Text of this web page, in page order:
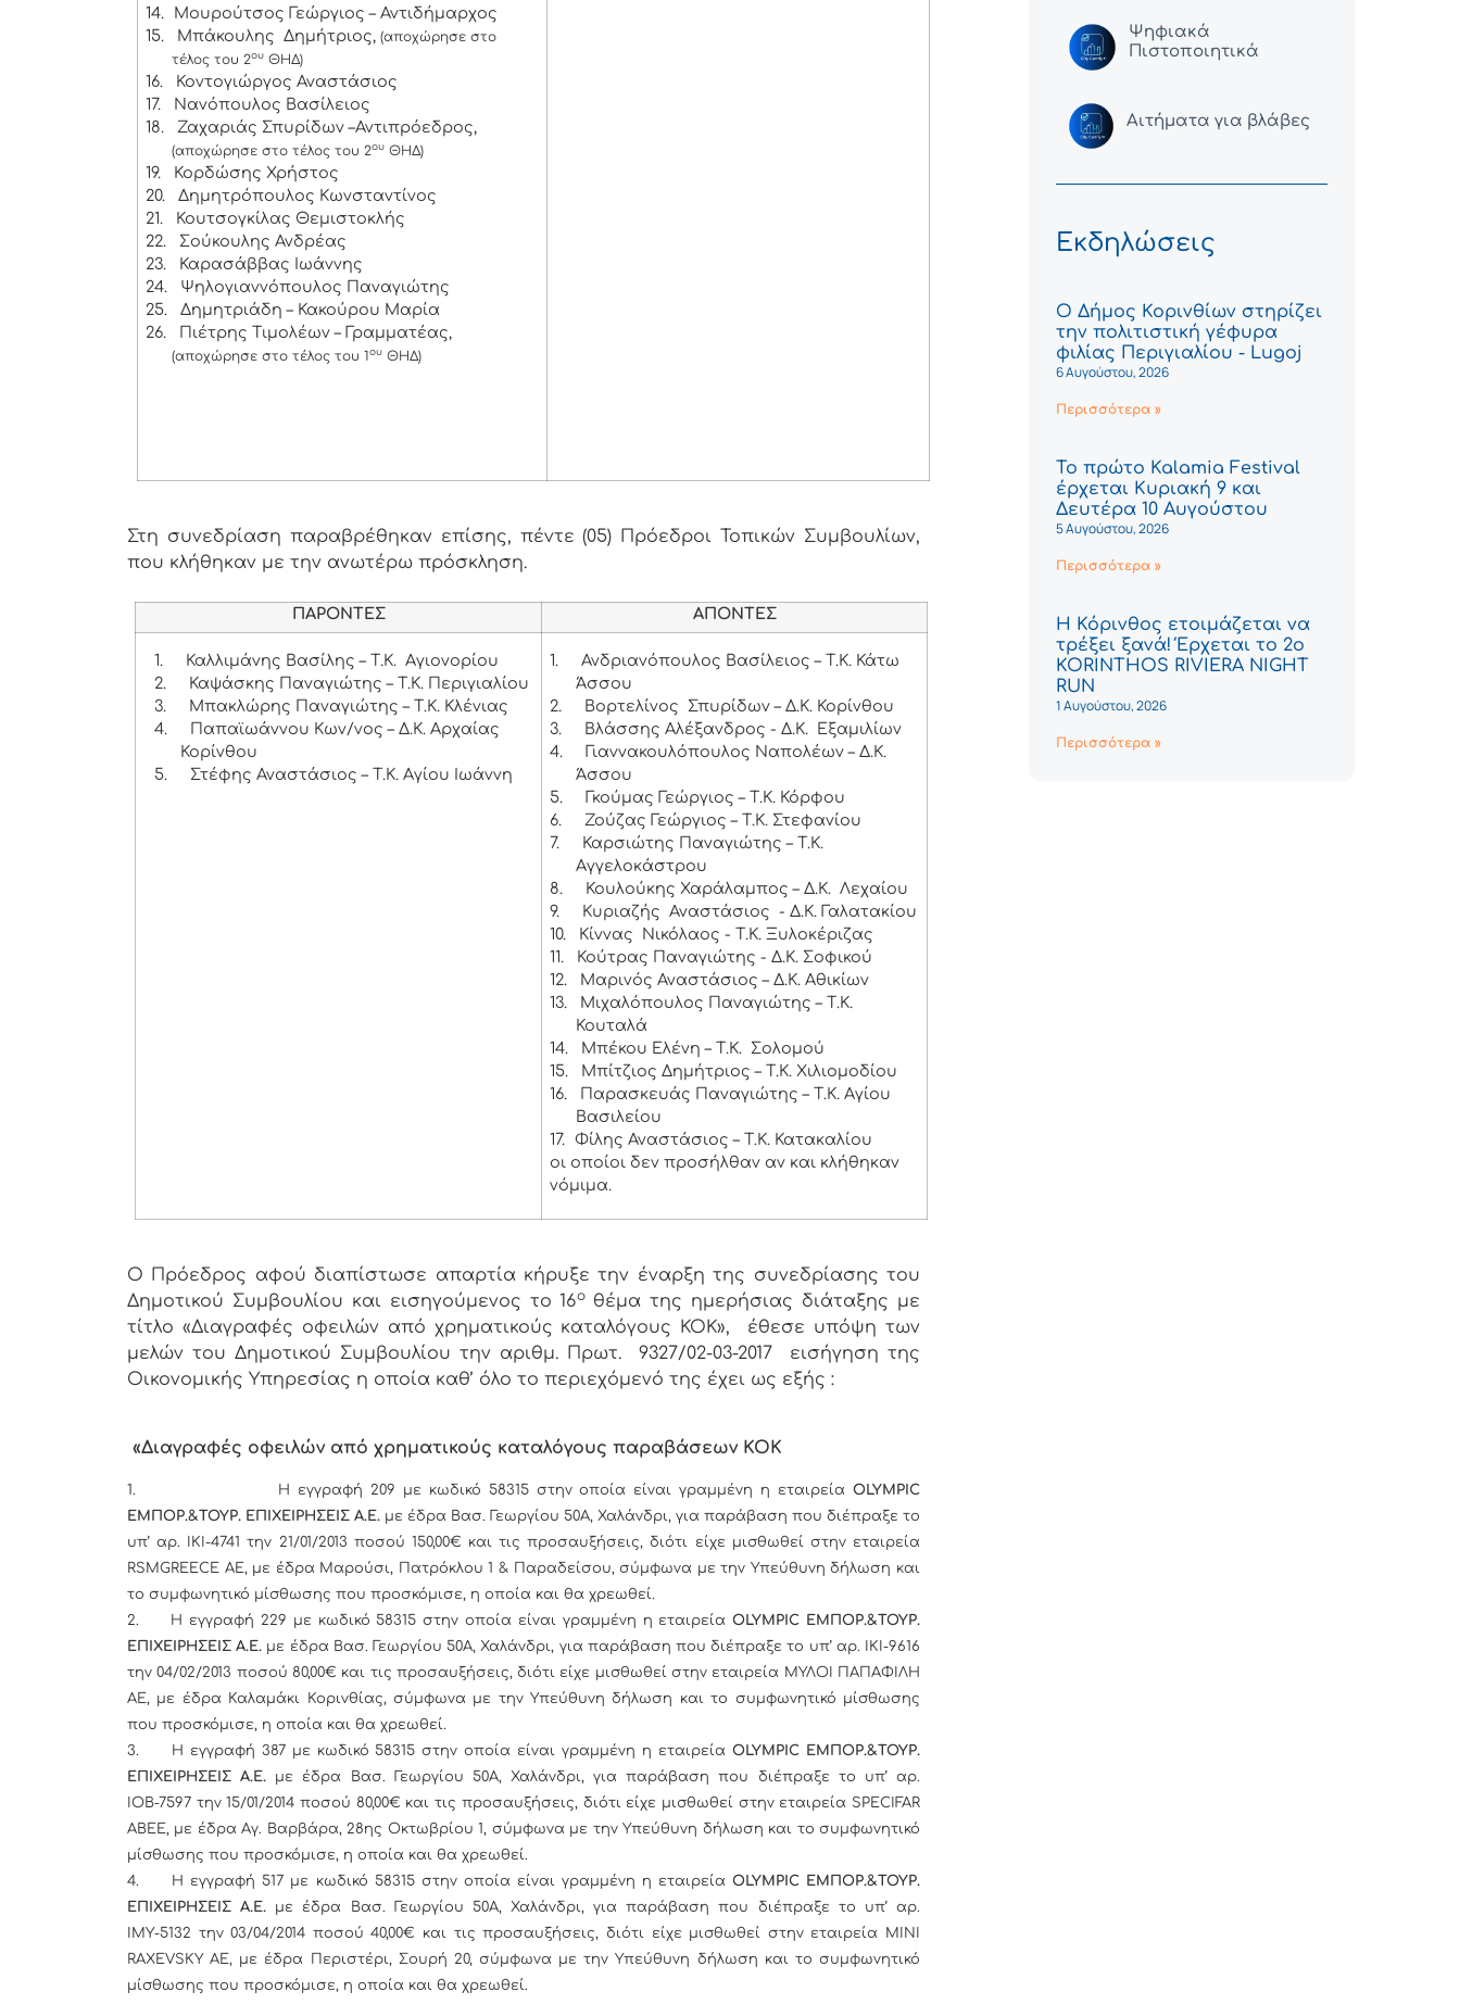
14.
Μουρούτσος Γεώργιος – Αντιδήμαρχος
15.
Μπάκουλης Δημήτριος, (αποχώρησε στο
τέλος του 2ουΘΗΔ)
16.
Κοντογιώργος Αναστάσιος
17.
Νανόπουλος Βασίλειος
18.
Ζαχαριάς Σπυρίδων –Αντιπρόεδρος,
(αποχώρησε στο τέλος του 2ουΘΗΔ)
19.
Κορδώσης Χρήστος
20.
Δημητρόπουλος Κωνσταντίνος
21.
Κουτσογκίλας Θεμιστοκλής
22.
Σούκουλης Ανδρέας
23.
Καρασάββας Ιωάννης
24.
Ψηλογιαννόπουλος Παναγιώτης
25.
Δημητριάδη – Κακούρου Μαρία
26.
Πιέτρης Τιμολέων – Γραμματέας,
(αποχώρησε στο τέλος του 1ουΘΗΔ)
Στη συνεδρίαση παραβρέθηκαν επίσης, πέντε (05) Πρόεδροι Τοπικών Συμβουλίων,
που κλήθηκαν με την ανωτέρω πρόσκληση.
ΠΑΡΟΝΤΕΣ ΑΠΟΝΤΕΣ
1.
Καλλιμάνης Βασίλης – Τ.Κ. Αγιονορίου
2.
Καψάσκης Παναγιώτης – Τ.Κ. Περιγιαλίου
3.
Μπακλώρης Παναγιώτης – Τ.Κ. Κλένιας
4.
Παπαϊωάννου Κων/νος – Δ.Κ. Αρχαίας
Κορίνθου
5.
Στέφης Αναστάσιος – Τ.Κ. Αγίου Ιωάννη
1.
Ανδριανόπουλος Βασίλειος – Τ.Κ. Κάτω
Άσσου
2.
Βορτελίνος Σπυρίδων – Δ.Κ. Κορίνθου
3.
Βλάσσης Αλέξανδρος - Δ.Κ. Εξαμιλίων
4.
Γιαννακουλόπουλος Ναπολέων – Δ.Κ.
Άσσου
5.
Γκούμας Γεώργιος – Τ.Κ. Κόρφου
6.
Ζούζας Γεώργιος – Τ.Κ. Στεφανίου
7.
Καρσιώτης Παναγιώτης – Τ.Κ.
Αγγελοκάστρου
8.
Κουλούκης Χαράλαμπος – Δ.Κ. Λεχαίου
9.
Κυριαζής Αναστάσιος - Δ.Κ. Γαλατακίου
10.
Κίννας Νικόλαος - Τ.Κ. Ξυλοκέριζας
11.
Κούτρας Παναγιώτης - Δ.Κ. Σοφικού
12.
Μαρινός Αναστάσιος – Δ.Κ. Αθικίων
13.
Μιχαλόπουλος Παναγιώτης – Τ.Κ.
Κουταλά
14.
Μπέκου Ελένη – Τ.Κ. Σολομού
15.
Μπίτζιος Δημήτριος – Τ.Κ. Χιλιομοδίου
16.
Παρασκευάς Παναγιώτης – Τ.Κ. Αγίου
Βασιλείου
17.
Φίλης Αναστάσιος – Τ.Κ. Κατακαλίου
οι οποίοι δεν προσήλθαν αν και κλήθηκαν
νόμιμα.
Ο Πρόεδρος αφού διαπίστωσε απαρτία κήρυξε την έναρξη της συνεδρίασης του
Δημοτικού Συμβουλίου και εισηγούμενος το 16οθέμα της ημερήσιας διάταξης με
τίτλο «Διαγραφές οφειλών από χρηματικούς καταλόγους ΚΟΚ», έθεσε υπόψη των
μελών του Δημοτικού Συμβουλίου την αριθμ. Πρωτ. 9327/02-03-2017 εισήγηση της
Οικονομικής Υπηρεσίας η οποία καθ’ όλο το περιεχόμενό της έχει ως εξής :
«Διαγραφές οφειλών από χρηματικούς καταλόγους παραβάσεων ΚΟΚ
1. Η εγγραφή 209 με κωδικό 58315 στην οποία είναι γραμμένη η εταιρείαOLYMPIC
ΕΜΠΟΡ.&ΤΟΥΡ. ΕΠΙΧΕΙΡΗΣΕΙΣ Α.Ε. με έδρα Βασ. Γεωργίου 50Α, Χαλάνδρι, για παράβαση που διέπραξε το
υπ’ αρ. ΙΚΙ-4741 την 21/01/2013 ποσού 150,00€ και τις προσαυξήσεις, διότι είχε μισθωθεί στην εταιρεία
RSMGREECE ΑΕ, με έδρα Μαρούσι, Πατρόκλου 1 & Παραδείσου, σύμφωνα με την Υπεύθυνη δήλωση και
το συμφωνητικό μίσθωσης που προσκόμισε, η οποία και θα χρεωθεί.
2.
Η εγγραφή 229 με κωδικό 58315 στην οποία είναι γραμμένη η εταιρείαOLYMPIC ΕΜΠΟΡ.&ΤΟΥΡ.
ΕΠΙΧΕΙΡΗΣΕΙΣ Α.Ε. με έδρα Βασ. Γεωργίου 50Α, Χαλάνδρι, για παράβαση που διέπραξε το υπ’ αρ. ΙΚΙ-9616
την 04/02/2013 ποσού 80,00€ και τις προσαυξήσεις, διότι είχε μισθωθεί στην εταιρεία ΜΥΛΟΙ ΠΑΠΑΦΙΛΗ
ΑΕ, με έδρα Καλαμάκι Κορινθίας, σύμφωνα με την Υπεύθυνη δήλωση και το συμφωνητικό μίσθωσης
που προσκόμισε, η οποία και θα χρεωθεί.
3.
Η εγγραφή 387 με κωδικό 58315 στην οποία είναι γραμμένη η εταιρείαOLYMPIC ΕΜΠΟΡ.&ΤΟΥΡ.
ΕΠΙΧΕΙΡΗΣΕΙΣ Α.Ε. με έδρα Βασ. Γεωργίου 50Α, Χαλάνδρι, για παράβαση που διέπραξε το υπ’ αρ.
ΙΟΒ-7597 την 15/01/2014 ποσού 80,00€ και τις προσαυξήσεις, διότι είχε μισθωθεί στην εταιρεία SPECIFAR
ΑBEΕ, με έδρα Αγ. Βαρβάρα, 28ης Οκτωβρίου 1, σύμφωνα με την Υπεύθυνη δήλωση και το συμφωνητικό
μίσθωσης που προσκόμισε, η οποία και θα χρεωθεί.
4.
Η εγγραφή 517 με κωδικό 58315 στην οποία είναι γραμμένη η εταιρεία OLYMPICΕΜΠΟΡ.&ΤΟΥΡ.
ΕΠΙΧΕΙΡΗΣΕΙΣ Α.Ε. με έδρα Βασ. Γεωργίου 50Α, Χαλάνδρι, για παράβαση που διέπραξε το υπ’ αρ.
ΙΜΥ-5132 την 03/04/2014 ποσού 40,00€ και τις προσαυξήσεις, διότι είχε μισθωθεί στην εταιρεία ΜΙΝΙ
RAXEVSKY ΑΕ, με έδρα Περιστέρι, Σουρή 20, σύμφωνα με την Υπεύθυνη δήλωση και το συμφωνητικό
μίσθωσης που προσκόμισε, η οποία και θα χρεωθεί.
Ψηφιακά
Πιστοποιητικά
Αιτήματα για βλάβες
Εκδηλώσεις
Ο Δήμος Κορινθίων στηρίζει
την πολιτιστική γέφυρα
φιλίας Περιγιαλίου - Lugoj
6 Αυγούστου, 2026
Περισσότερα »
Το πρώτο Kalamia Festival
έρχεται Κυριακή 9 και
Δευτέρα 10 Αυγούστου
5 Αυγούστου, 2026
Περισσότερα »
Η Κόρινθος ετοιμάζεται να
τρέξει ξανά! Έρχεται το 2ο
KORINTHOS RIVIERA NIGHT
RUN
1 Αυγούστου, 2026
Περισσότερα »